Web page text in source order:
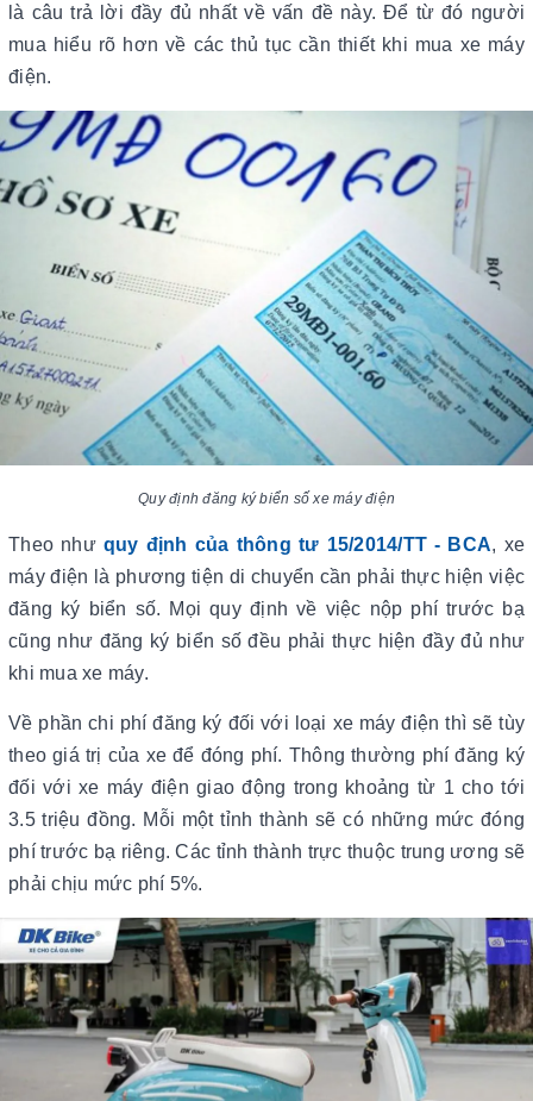
là câu trả lời đầy đủ nhất về vấn đề này. Để từ đó người
mua hiểu rõ hơn về các thủ tục cần thiết khi mua xe máy
điện.
Quy định đăng ký biển số xe máy điện
Theo như quy định của thông tư 15/2014/TT - BCA, xe
máy điện là phương tiện di chuyển cần phải thực hiện việc
đăng ký biển số. Mọi quy định về việc nộp phí trước bạ
cũng như đăng ký biển số đều phải thực hiện đầy đủ như
khi mua xe máy.
Về phần chi phí đăng ký đối với loại xe máy điện thì sẽ tùy
theo giá trị của xe để đóng phí. Thông thường phí đăng ký
đối với xe máy điện giao động trong khoảng từ 1 cho tới
3.5 triệu đồng. Mỗi một tỉnh thành sẽ có những mức đóng
phí trước bạ riêng. Các tỉnh thành trực thuộc trung ương sẽ
phải chịu mức phí 5%.